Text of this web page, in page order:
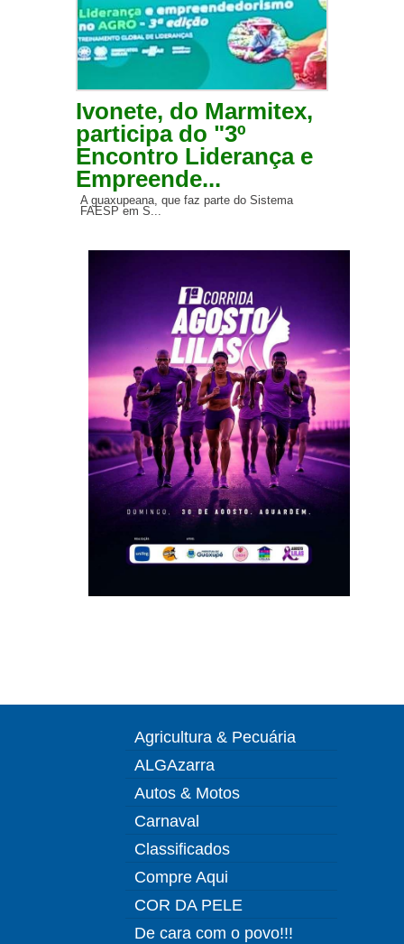
Ivonete, do Marmitex,
participa do "3º
Encontro Liderança e
Empreende...
A guaxupeana, que faz parte do Sistema
FAESP em S...
Agricultura & Pecuária
ALGAzarra
Autos & Motos
Carnaval
Classificados
Compre Aqui
COR DA PELE
De cara com o povo!!!